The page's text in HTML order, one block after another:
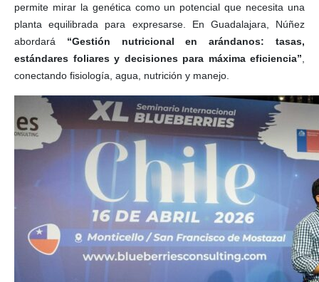
permite mirar la genética como un potencial que necesita una
planta equilibrada para expresarse. En Guadalajara, Núñez
abordará “Gestión nutricional en arándanos: tasas,
estándares foliares y decisiones para máxima eficiencia”
conectando fisiología, agua, nutrición y manejo.